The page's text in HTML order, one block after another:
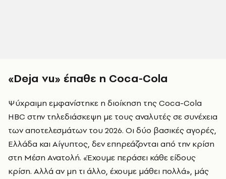
«Deja vu» έπαθε η Coca-Cola
Ψύχραιμη εμφανίστηκε η διοίκηση της Coca-Cola
HBC στην τηλεδιάσκεψη με τους αναλυτές σε συνέχεια
των αποτελεσμάτων του 2026. Οι δύο βασικές αγορές,
Ελλάδα και Αίγυπτος, δεν επηρεάζονται από την κρίση
στη Μέση Ανατολή. «Έχουμε περάσει κάθε είδους
κρίση. Αλλά αν μη τι άλλο, έχουμε μάθει πολλά», μάς